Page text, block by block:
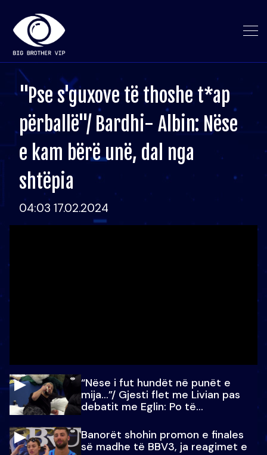
"Pse s'guxove të thoshe t*ap
përballë"/ Bardhi- Albin: Nëse
e kam bërë unë, dal nga
shtëpia
04:03 17.02.2024
“Nëse i fut hundët në punët e
mija…”/ Gjesti flet me Livian pas
debatit me Eglin: Po të
Banorët shohin promon e finales
së madhe të BBV3, ja reagimet e